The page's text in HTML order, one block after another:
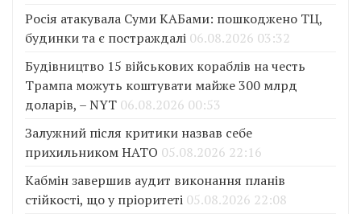
Росія атакувала Суми КАБами: пошкоджено ТЦ,
будинки та є постраждалі 06.08.2026 03:32
Будівництво 15 військових кораблів на честь
Трампа можуть коштувати майже 300 млрд
доларів, – NYT 06.08.2026 00:53
Залужний після критики назвав себе
прихильником НАТО 05.08.2026 22:16
Кабмін завершив аудит виконання планів
стійкості, що у пріоритеті 05.08.2026 22:08